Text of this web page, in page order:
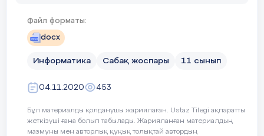
компьютерлік сауатты болуға,
тәрбиелеу
Файл форматы:
docx
Информатика Сабақ жоспары 11 сынып
04.11.2020 453
Бұл материалды қолданушы жариялаған. Ustaz Tilegi ақпаратты
жеткізуші ғана болып табылады. Жарияланған материалдың
мазмұны мен авторлық құқық толықтай автордың